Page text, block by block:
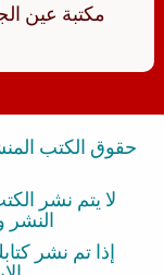
‏مكتبة عين
حقوق الكتب
لا يتم نشر
النشر
إذا تم نشر